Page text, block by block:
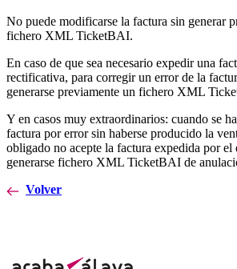
No puede modificarse la factura sin generar
fichero XML TicketBAI.
En caso de que sea necesario expedir una
rectificativa, para corregir un error de la
generarse previamente un fichero XML
Y en casos muy extraordinarios: cuando se
factura por error sin haberse producido la
obligado no acepte la factura expedida por el
generarse fichero XML TicketBAI de
Volver